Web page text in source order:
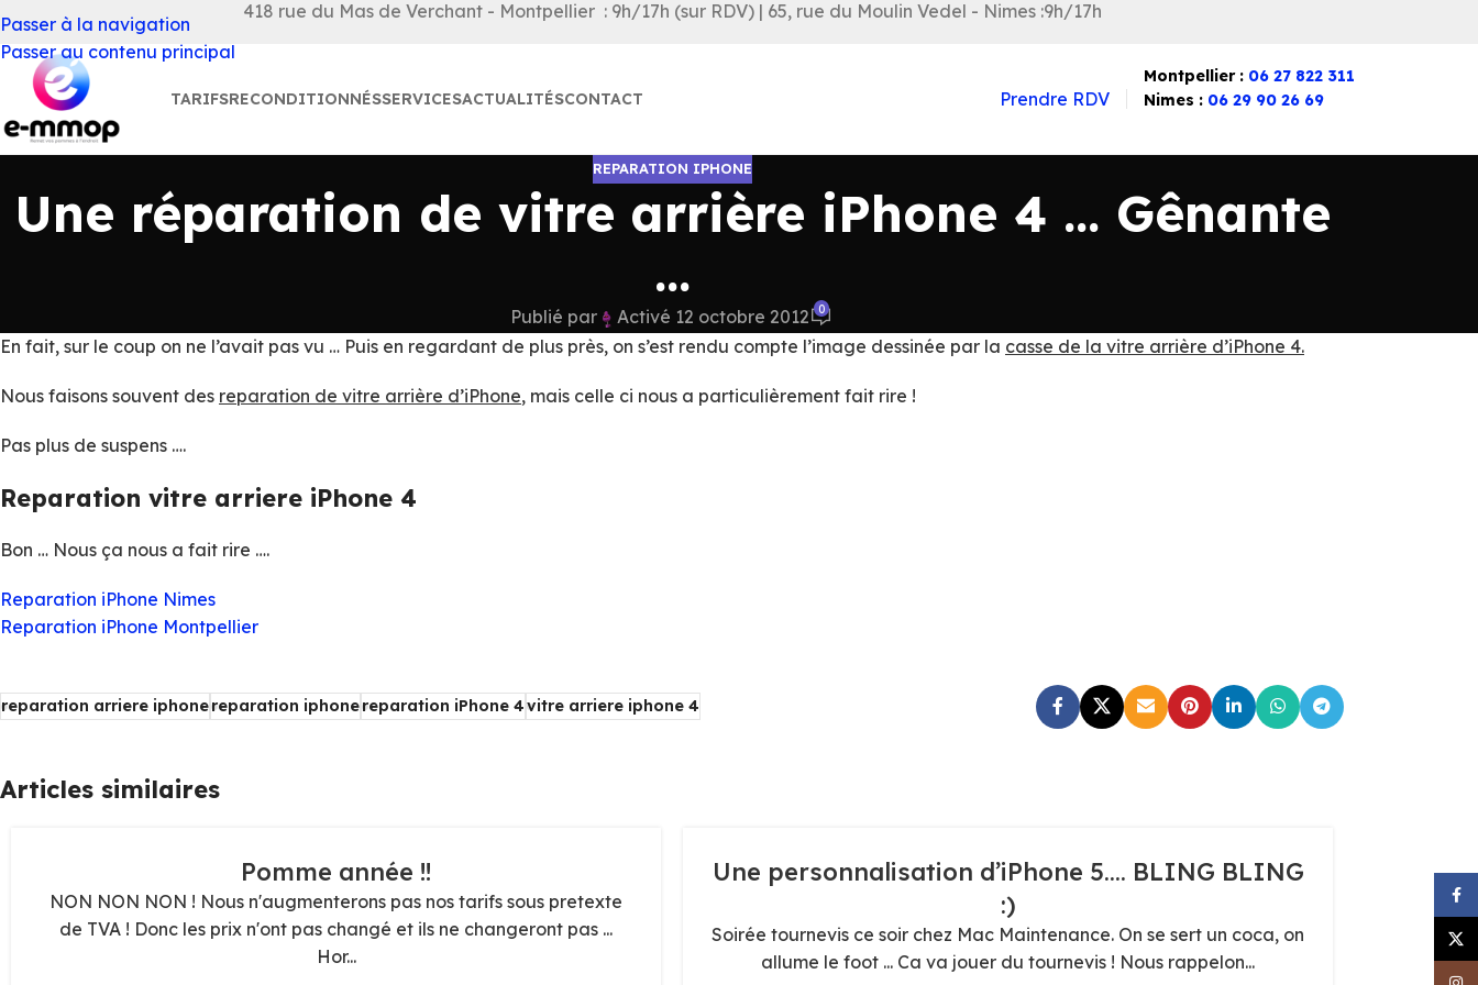
Passer à la navigation
Passer au contenu principal
418 rue du Mas de Verchant - Montpellier : 9h/17h (sur RDV) | 65, rue du Moulin Vedel - Nimes :9h/17h
TARIFSRECONDITIONNÉSSERVICESACTUALITÉSCONTACT Prendre RDV
Montpellier : 06 27 822 311
Nimes : 06 29 90 26 69
REPARATION IPHONE
Une réparation de vitre arrière iPhone 4 … Gênante
…
Publié par Activé 12 octobre 2012 0
En fait, sur le coup on ne l’avait pas vu … Puis en regardant de plus près, on s’est rendu compte l’image dessinée par la casse de la vitre arrière d’iPhone 4.
Nous faisons souvent des reparation de vitre arrière d’iPhone, mais celle ci nous a particulièrement fait rire !
Pas plus de suspens ….
Reparation vitre arriere iPhone 4
Bon … Nous ça nous a fait rire ….
Reparation iPhone Nimes
Reparation iPhone Montpellier
reparation arriere iphonereparation iphonereparation iPhone 4vitre arriere iphone 4
Articles similaires
Pomme année !!
NON NON NON ! Nous n'augmenterons pas nos tarifs sous pretexte
de TVA ! Donc les prix n'ont pas changé et ils ne changeront pas ...
Hor...
22
OCTUne personnalisation d’iPhone 5…. BLING BLING
:)
Soirée tournevis ce soir chez Mac Maintenance. On se sert un coca, on
allume le foot ... Ca va jouer du tournevis ! Nous rappelon...
d'iPhone